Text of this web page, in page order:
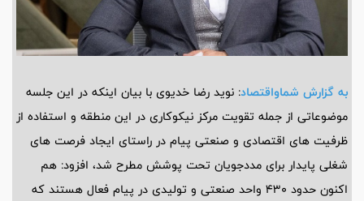
به گزارش شماواقتصاد: نوید رضا خدیوی با بیان اینکه در این جلسه
موضوعاتی از جمله تقویت مرکز نیکوکاری در این منطقه و استفاده از
ظرفیت های اقتصادی و صنعتی پیام در راستای ایجاد فرصت های
شغلی پایدار برای مددجویان تحت پوشش مطرح شد، افزود: هم
اکنون حدود 430 واحد صنعتی و تولیدی در پیام فعال هستند که